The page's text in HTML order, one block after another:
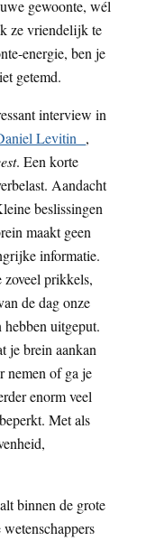
gewoonte, wél
ze vriendelijk te
energie, ben je
getemd.
interview in
Levitin ,
. Een korte
Aandacht
beslissingen
maakt geen
informatie.
zoveel prikkels,
de dag onze
hebben uitgeput.
je brein aankan
nemen of ga je
enorm veel
Met als
binnen de grote